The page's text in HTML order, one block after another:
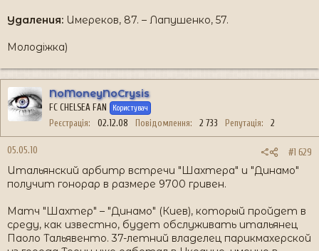
Удаления: Имереков, 87. – Лапушенко, 57.
Молодіжка)
NoMoneyNoCrysis
FC CHELSEA FAN Користувач
Реєстрація 02.12.08 Повідомлення 2 733 Репутація 2
05.05.10 #1 629
Итальянский арбитр встречи "Шахтера" и "Динамо"
получит гонорар в размере 9700 гривен.
Матч "Шахтер" – "Динамо" (Киев), который пройдет в
среду, как известно, будет обслуживать итальянец
Паоло Тальявенто. 37-летний владелец парикмахерской